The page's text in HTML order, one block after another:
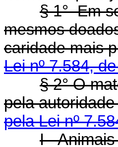
§ 1°Em
mesmos
caridade mais
Lei nº 7.584,
§ 2° O
pela
pela Lei nº
I -